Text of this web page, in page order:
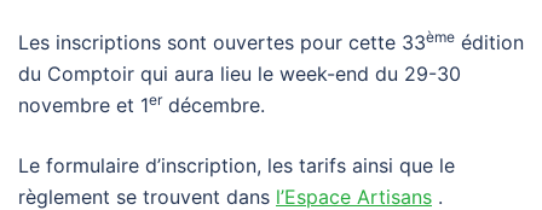
Les inscriptions sont ouvertes pour cette 33ème édition
du Comptoir qui aura lieu le week-end du 29-30
novembre et 1erdécembre.
Le formulaire d’inscription, les tarifs ainsi que le
règlement se trouvent dans l’Espace Artisans .